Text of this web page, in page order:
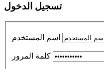
تسجيل الدخول
اسم المستخدم
كلمة المرور